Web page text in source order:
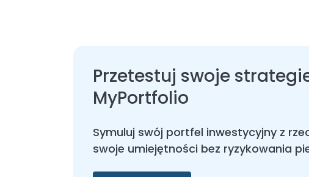
Przetestuj swoje
MyPortfolio
Symuluj swój portfel inwestycyjny z
swoje umiejętności bez ryzykowania